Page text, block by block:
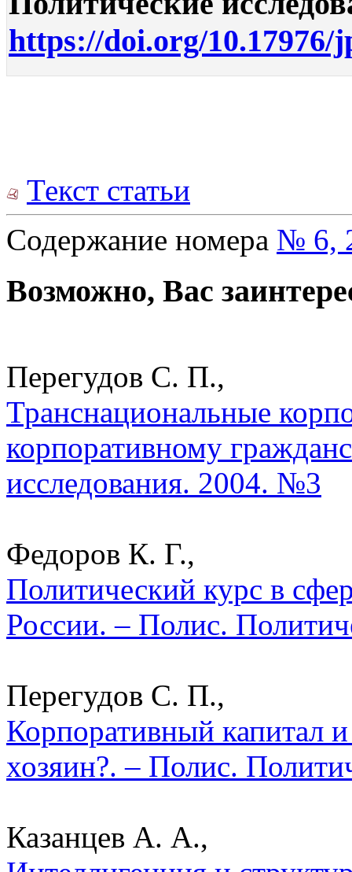
https://doi.org/10.17976/
Текст статьи
Содержание номера № 6,
Возможно, Вас
Перегудов С. П.,
Транснациональные
корпоративному
исследования. 2004. №3
Федоров К. Г.,
Политический курс в
России. – Полис.
Перегудов С. П.,
Корпоративный капитал
хозяин?. – Полис.
Казанцев А. А.,